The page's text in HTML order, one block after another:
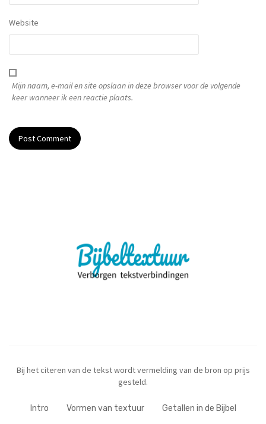
Website
Mijn naam, e-mail en site opslaan in deze browser voor de volgende
keer wanneer ik een reactie plaats.
Bij het citeren van de tekst wordt vermelding van de bron op prijs
gesteld.
Intro Vormen van textuur Getallen in de Bijbel